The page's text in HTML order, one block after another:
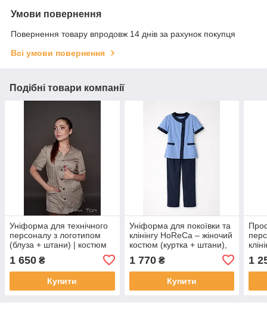
Умови повернення
Повернення товару впродовж 14 днів за рахунок покупця
Всі умови повернення
Подібні товари компанії
Уніформа для технічного
персоналу з логотипом
(блуза + штани) | костюм
HoReCa | саржа 165 г/м²
1 650 ₴
Купити
Уніформа для покоївки та
клінінгу HoReCa – жіночий
костюм (куртка + штани),
готелів і прибирання
1 770₴
Купити
Tori
1